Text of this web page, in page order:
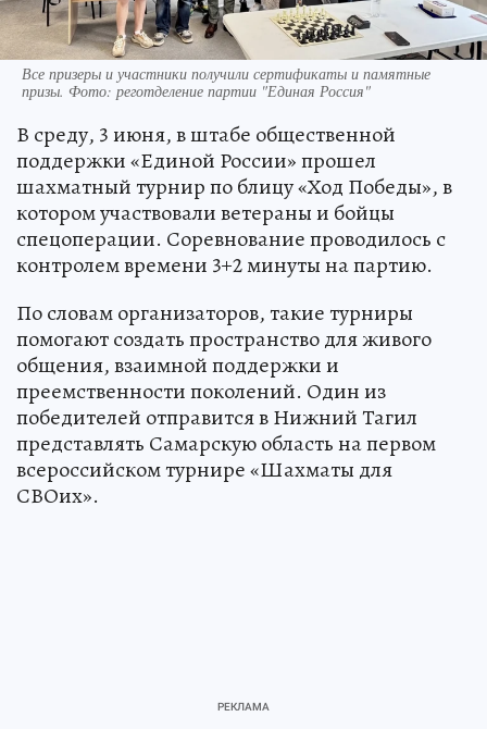
Все призеры и участники получили сертификаты и памятные
призы. Фото: реготделение партии "Единая Россия"
В среду, 3 июня, в штабе общественной
поддержки «Единой России» прошел
шахматный турнир по блицу «Ход Победы», в
котором участвовали ветераны и бойцы
спецоперации. Соревнование проводилось с
контролем времени 3+2 минуты на партию.
По словам организаторов, такие турниры
помогают создать пространство для живого
общения, взаимной поддержки и
преемственности поколений. Один из
победителей отправится в Нижний Тагил
представлять Самарскую область на первом
всероссийском турнире «Шахматы для
СВОих».